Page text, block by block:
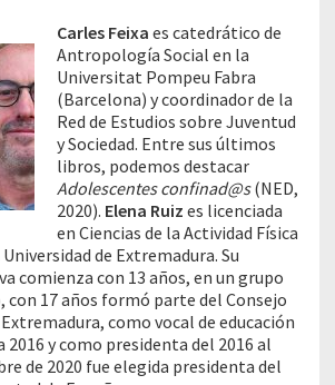
Carles Feixa es catedrático de
Antropología Social en la
Universitat Pompeu Fabra
(Barcelona) y coordinador de la
Red de Estudios sobre Juventud
y Sociedad. Entre sus últimos
libros, podemos destacar
Adolescentes confinad@s(NED,
2020). Elena Ruiz es licenciada
en Ciencias de la Actividad Física
de Extremadura. Su
comienza con 13 años, en un grupo
con 17 años formó parte del Consejo
como vocal de educación
2016 y como presidenta del 2016 al
de 2020 fue elegida presidenta del